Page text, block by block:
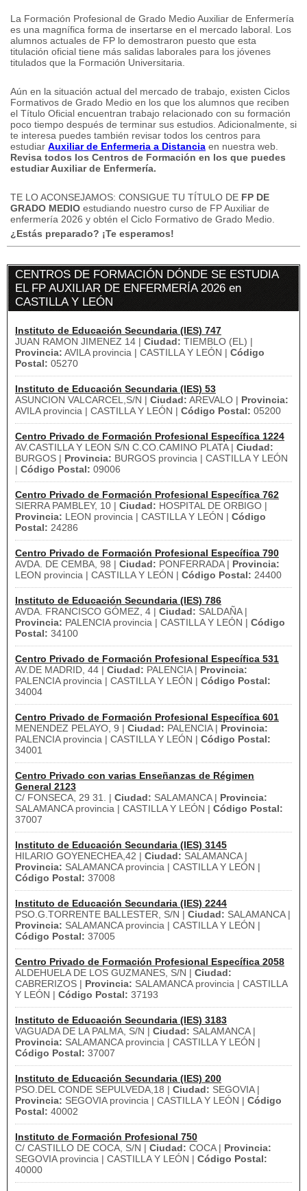
La Formación Profesional de Grado Medio Auxiliar de Enfermería
es una magnífica forma de insertarse en el mercado laboral. Los
alumnos actuales de FP lo demostraron puesto que esta
titulación oficial tiene más salidas laborales para los jóvenes
titulados que la Formación Universitaria.
Aún en la situación actual del mercado de trabajo, existen Ciclos
Formativos de Grado Medio en los que los alumnos que reciben
el Título Oficial encuentran trabajo relacionado con su formación
poco tiempo después de terminar sus estudios. Adicionalmente, si
te interesa puedes también revisar todos los centros para
estudiar Auxiliar de Enfermeria a Distancia en nuestra web.
Revisa todos los Centros de Formación en los que puedes
estudiarAuxiliar de Enfermería.
TE LO ACONSEJAMOS: CONSIGUE TU TÍTULO DE FP DE
GRADO MEDIO estudiando nuestro curso de FP Auxiliar de
enfermería 2026 y obtén el Ciclo Formativo de Grado Medio.
¿Estás preparado? ¡Te esperamos!
CENTROS DE FORMACIÓN DÓNDE SE ESTUDIA
EL FP AUXILIAR DE ENFERMERÍA 2026 en
CASTILLA Y LEÓN
Instituto de Educación Secundaria (IES) 747
JUAN RAMON JIMENEZ 14 | Ciudad: TIEMBLO (EL) |
Provincia: AVILA provincia | CASTILLA Y LEÓN | Código
Postal: 05270
Instituto de Educación Secundaria (IES) 53
ASUNCION VALCARCEL,S/N | Ciudad: AREVALO | Provincia:
AVILA provincia | CASTILLA Y LEÓN | Código Postal: 05200
Centro Privado de Formación Profesional Específica 1224
AV.CASTILLA Y LEON S/N C.CO.CAMINO PLATA | Ciudad:
BURGOS | Provincia: BURGOS provincia | CASTILLA Y LEÓN
| Código Postal: 09006
Centro Privado de Formación Profesional Específica 762
SIERRA PAMBLEY, 10 | Ciudad: HOSPITAL DE ORBIGO |
Provincia: LEON provincia | CASTILLA Y LEÓN | Código
Postal: 24286
Centro Privado de Formación Profesional Específica 790
AVDA. DE CEMBA, 98 | Ciudad: PONFERRADA | Provincia:
LEON provincia | CASTILLA Y LEÓN | Código Postal: 24400
Instituto de Educación Secundaria (IES) 786
AVDA. FRANCISCO GÓMEZ, 4 | Ciudad: SALDAÑA |
Provincia: PALENCIA provincia | CASTILLA Y LEÓN | Código
Postal: 34100
Centro Privado de Formación Profesional Específica 531
AV.DE MADRID, 44 | Ciudad: PALENCIA | Provincia:
PALENCIA provincia | CASTILLA Y LEÓN | Código Postal:
34004
Centro Privado de Formación Profesional Específica 601
MENENDEZ PELAYO, 9 | Ciudad: PALENCIA | Provincia:
PALENCIA provincia | CASTILLA Y LEÓN | Código Postal:
34001
Centro Privado con varias Enseñanzas de Régimen
General 2123
C/ FONSECA, 29 31. | Ciudad: SALAMANCA | Provincia:
SALAMANCA provincia | CASTILLA Y LEÓN | Código Postal:
37007
Instituto de Educación Secundaria (IES) 3145
HILARIO GOYENECHEA,42 | Ciudad: SALAMANCA |
Provincia: SALAMANCA provincia | CASTILLA Y LEÓN |
Código Postal: 37008
Instituto de Educación Secundaria (IES) 2244
PSO.G.TORRENTE BALLESTER, S/N | Ciudad: SALAMANCA |
Provincia: SALAMANCA provincia | CASTILLA Y LEÓN |
Código Postal: 37005
Centro Privado de Formación Profesional Específica 2058
ALDEHUELA DE LOS GUZMANES, S/N | Ciudad:
CABRERIZOS | Provincia: SALAMANCA provincia | CASTILLA
Y LEÓN | Código Postal: 37193
Instituto de Educación Secundaria (IES) 3183
VAGUADA DE LA PALMA, S/N | Ciudad: SALAMANCA |
Provincia: SALAMANCA provincia | CASTILLA Y LEÓN |
Código Postal: 37007
Instituto de Educación Secundaria (IES) 200
PSO.DEL CONDE SEPULVEDA,18 | Ciudad: SEGOVIA |
Provincia: SEGOVIA provincia | CASTILLA Y LEÓN | Código
Postal: 40002
Instituto de Formación Profesional 750
C/ CASTILLO DE COCA, S/N | Ciudad: COCA | Provincia:
SEGOVIA provincia | CASTILLA Y LEÓN | Código Postal:
40000